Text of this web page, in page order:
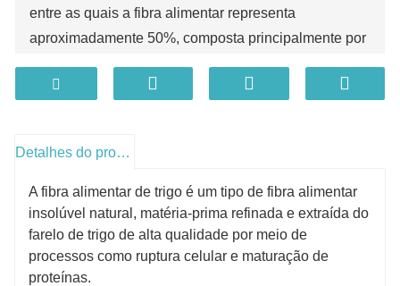
entre as quais a fibra alimentar representa
aproximadamente 50%, composta principalmente por
importantes fontes naturais de fibra alimentar. O
utilizado em diversos sistemas alimentares.
Detalhes do produto
A fibra alimentar de trigo é um tipo de fibra alimentar
insolúvel natural, matéria-prima refinada e extraída do
farelo de trigo de alta qualidade por meio de
processos como ruptura celular e maturação de
proteínas.